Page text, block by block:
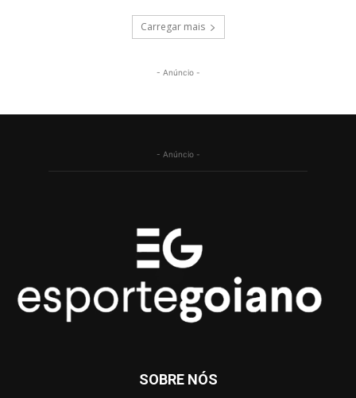
Carregar mais
- Anúncio -
- Anúncio -
SOBRE NÓS